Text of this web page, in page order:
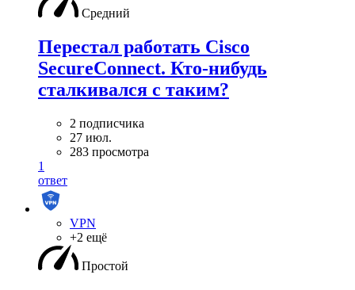
Средний
Перестал работать Cisco
SecureConnect. Кто-нибудь
сталкивался с таким?
2 подписчика
27 июл.
283 просмотра
1
ответ
VPN
+2 ещё
Простой